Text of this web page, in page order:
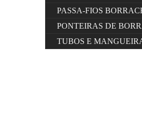
PASSA-FIOS
PONTEIRAS DE
TUBOS E